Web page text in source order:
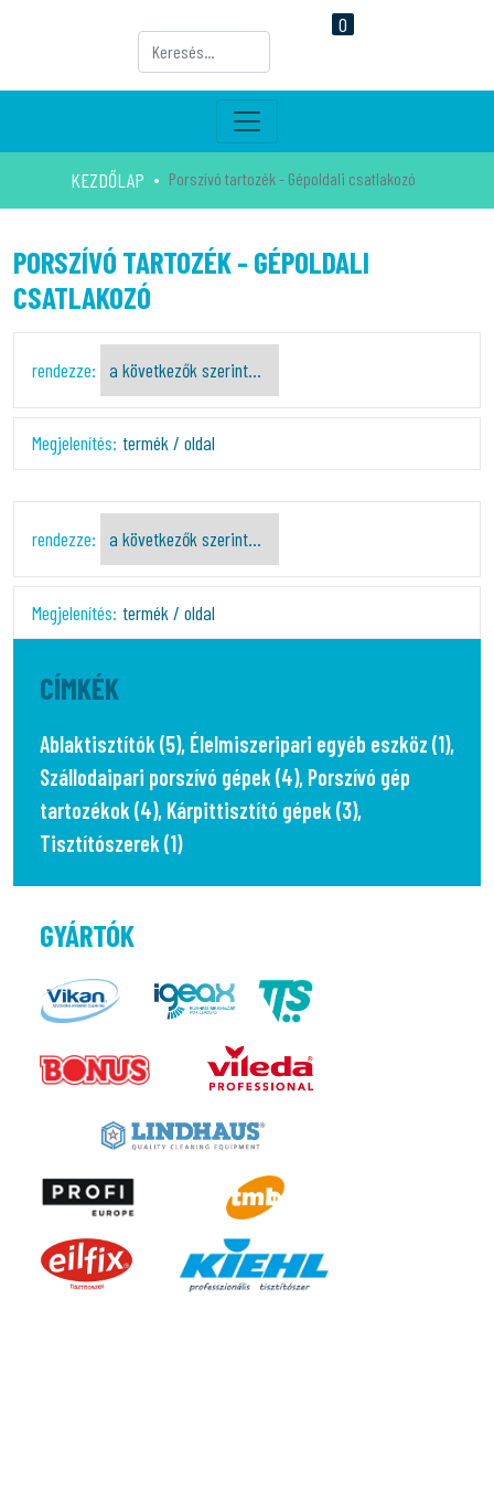
0
KEZDŐLAP Porszívó tartozék - Gépoldali csatlakozó
PORSZÍVÓ TARTOZÉK - GÉPOLDALI
CSATLAKOZÓ
rendezze:
Megjelenítés: termék / oldal
rendezze:
Megjelenítés: termék / oldal
CÍMKÉK
Ablaktisztítók (5), Élelmiszeripari egyéb eszköz (1),
Szállodaipari porszívó gépek (4), Porszívó gép
tartozékok (4), Kárpittisztító gépek (3),
Tisztítószerek (1)
GYÁRTÓK